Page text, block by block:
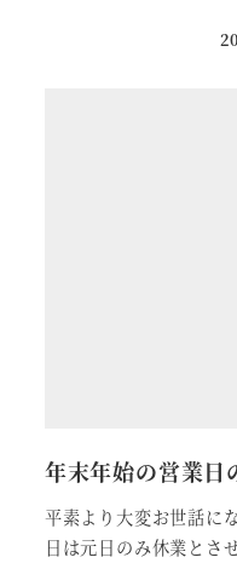
年末年始の営業日
平素より大変お世話に
日は元日のみ休業とさ